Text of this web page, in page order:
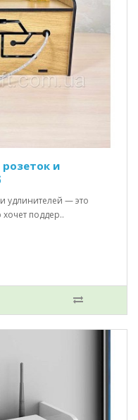
и
удлинителей — это
поддер..